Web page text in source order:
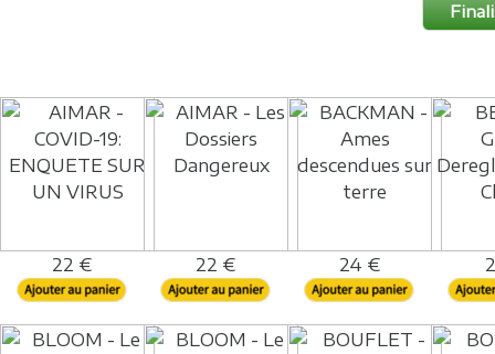
22 € 22 € 24 €